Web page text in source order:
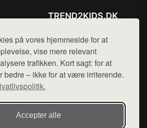
på vores hjemmeside for at
vise mere relevant
trafikken. Kort sagt: for at
bedre – ikke for at være irriterende.
Accepter alle
TREND2KIDS.DK
Mail: hej@want.dk
Cookie- og privatlivspolitik
af want.dk, der udgiver en række
af forskellige produkter fra